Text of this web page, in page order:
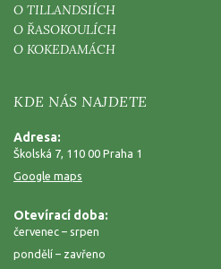
O TILLANDSIÍCH
O ŘASOKOULÍCH
O KOKEDAMÁCH
KDE NÁS NAJDETE
Adresa:
Školská 7, 110 00 Praha 1
Google maps
Otevírací doba:
červenec – srpen
pondělí – zavřeno